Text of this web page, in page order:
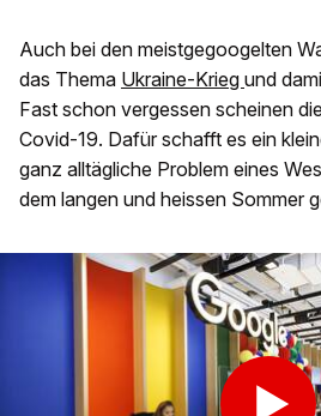
Auch bei den meistgegoogelten
das Thema Ukraine-Krieg und
Fast schon vergessen scheinen
Covid-19. Dafür schafft es ein
ganz alltägliche Problem eines
dem langen und heissen Sommer